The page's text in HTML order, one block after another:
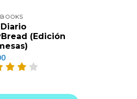
Diario
(Edición